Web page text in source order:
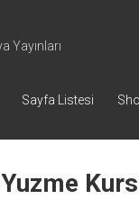
Yayınları
Sayfa Listesi